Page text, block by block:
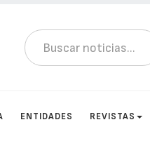
ENTIDADES REVISTAS